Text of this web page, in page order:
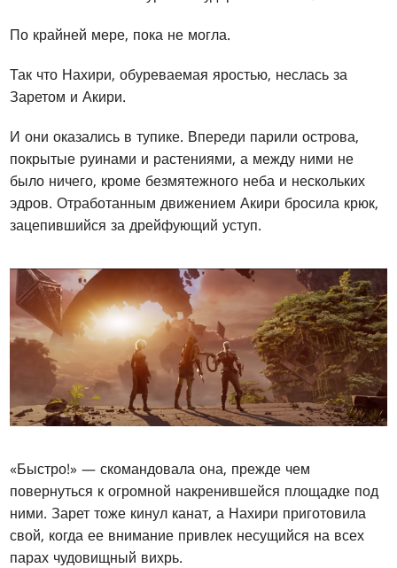
По крайней мере, пока не могла.
Так что Нахири, обуреваемая яростью, неслась за
Заретом и Акири.
И они оказались в тупике. Впереди парили острова,
покрытые руинами и растениями, а между ними не
было ничего, кроме безмятежного неба и нескольких
эдров. Отработанным движением Акири бросила крюк,
зацепившийся за дрейфующий уступ.
«Быстро!» — скомандовала она, прежде чем
повернуться к огромной накренившейся площадке под
ними. Зарет тоже кинул канат, а Нахири приготовила
свой, когда ее внимание привлек несущийся на всех
парах чудовищный вихрь.